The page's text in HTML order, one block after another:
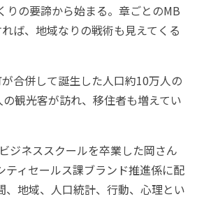
りの要諦から始まる。章ごとのMB
ば、地域なりの戦術も見えてくる
合併して誕生した人口約10万人の
観光客が訪れ、移住者も増えてい
ジネススクールを卒業した岡さん
ティセールス課ブランド推進係に配
、地域、人口統計、行動、心理とい